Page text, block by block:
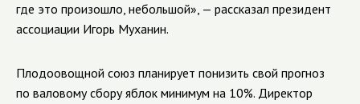
где это произошло, небольшой», — рассказал президент
ассоциации Игорь Муханин.
Плодоовощной союз планирует понизить свой прогноз
по валовому сбору яблок минимум на 10%. Директор